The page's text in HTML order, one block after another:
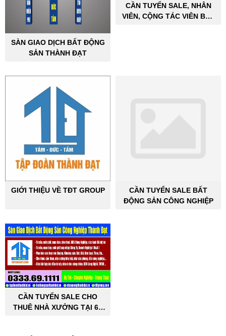
SÀN GIAO DỊCH BẤT ĐỘNG
SẢN THÀNH ĐẠT
CẦN TUYỂN SALE, NHÂN
VIÊN, CỘNG TÁC VIÊN BẤT
GIỚI THIỆU VỀ TĐT GROUP
CẦN TUYỂN SALE BẤT
ĐỘNG SẢN CÔNG NGHIỆP
CẦN TUYỂN SALE CHO
THUÊ NHÀ XƯỞNG TẠI 63